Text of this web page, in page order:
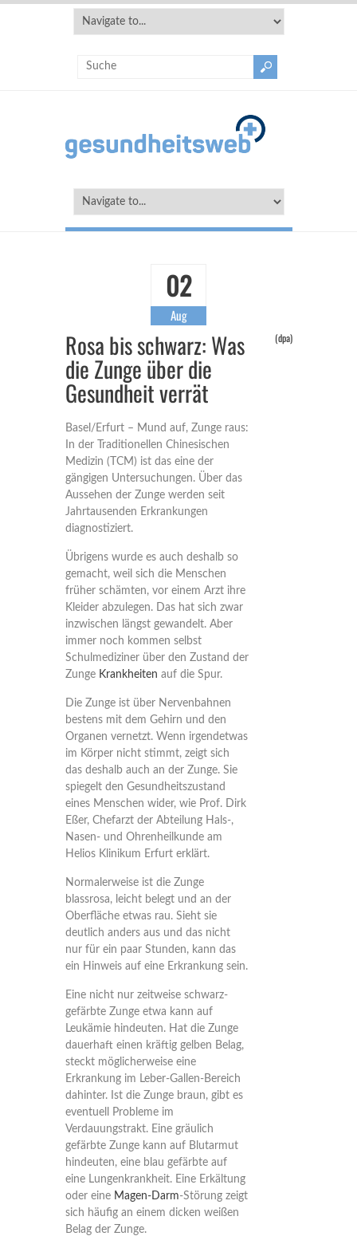
02
Aug
Rosa bis schwarz: Was
die Zunge über die
Gesundheit verrät
(dpa)
Basel/Erfurt – Mund auf, Zunge raus:
In der Traditionellen Chinesischen
Medizin (TCM) ist das eine der
gängigen Untersuchungen. Über das
Aussehen der Zunge werden seit
Jahrtausenden Erkrankungen
diagnostiziert.
Übrigens wurde es auch deshalb so
gemacht, weil sich die Menschen
früher schämten, vor einem Arzt ihre
Kleider abzulegen. Das hat sich zwar
inzwischen längst gewandelt. Aber
immer noch kommen selbst
Schulmediziner über den Zustand der
Zunge Krankheiten auf die Spur.
Die Zunge ist über Nervenbahnen
bestens mit dem Gehirn und den
Organen vernetzt. Wenn irgendetwas
im Körper nicht stimmt, zeigt sich
das deshalb auch an der Zunge. Sie
spiegelt den Gesundheitszustand
eines Menschen wider, wie Prof. Dirk
Eßer, Chefarzt der Abteilung Hals-,
Nasen- und Ohrenheilkunde am
Helios Klinikum Erfurt erklärt.
Normalerweise ist die Zunge
blassrosa, leicht belegt und an der
Oberfläche etwas rau. Sieht sie
deutlich anders aus und das nicht
nur für ein paar Stunden, kann das
ein Hinweis auf eine Erkrankung sein.
Eine nicht nur zeitweise schwarz-
gefärbte Zunge etwa kann auf
Leukämie hindeuten. Hat die Zunge
dauerhaft einen kräftig gelben Belag,
steckt möglicherweise eine
Erkrankung im Leber-Gallen-Bereich
dahinter. Ist die Zunge braun, gibt es
eventuell Probleme im
Verdauungstrakt. Eine gräulich
gefärbte Zunge kann auf Blutarmut
hindeuten, eine blau gefärbte auf
eine Lungenkrankheit. Eine Erkältung
oder eine Magen-Darm-Störung zeigt
sich häufig an einem dicken weißen
Belag der Zunge.